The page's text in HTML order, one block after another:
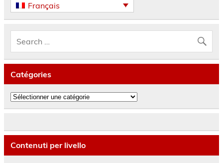
Français
Catégories
Catégories
Contenuti per livello